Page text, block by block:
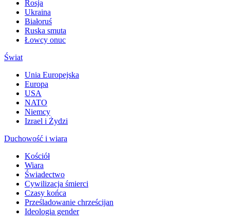
Rosja
Ukraina
Białoruś
Ruska smuta
Łowcy onuc
Świat
Unia Europejska
Europa
USA
NATO
Niemcy
Izrael i Żydzi
Duchowość i wiara
Kościół
Wiara
Świadectwo
Cywilizacja śmierci
Czasy końca
Prześladowanie chrześcijan
Ideologia gender